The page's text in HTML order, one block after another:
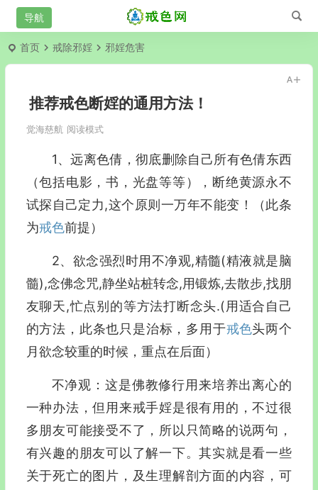
首页 戒除邪婬 邪婬危害
推荐戒色断婬的通用方法！
觉海慈航 阅读模式
1、远离色倩，彻底删除自己所有色倩东西
（包括电影，书，光盘等等），断绝黄源永不
试探自己定力,这个原则一万年不能变！（此条
为戒色前提）
2、欲念强烈时用不净观,精髓(精液就是脑
髓),念佛念咒,静坐站桩转念,用锻炼,去散步,找朋
友聊天,忙点别的等方法打断念头.(用适合自己
的方法，此条也只是治标，多用于戒色头两个
月欲念较重的时候，重点在后面）
不净观：这是佛教修行用来培养出离心的
一种办法，但用来戒手婬是很有用的，不过很
多朋友可能接受不了，所以只简略的说两句，
有兴趣的朋友可以了解一下。其实就是看一些
关于死亡的图片，及生理解剖方面的内容，可